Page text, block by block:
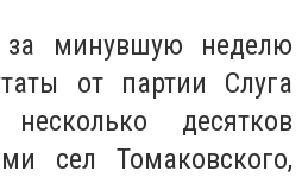
минувшую неделю
от партии Слуга
десятков
сел Томаковского,